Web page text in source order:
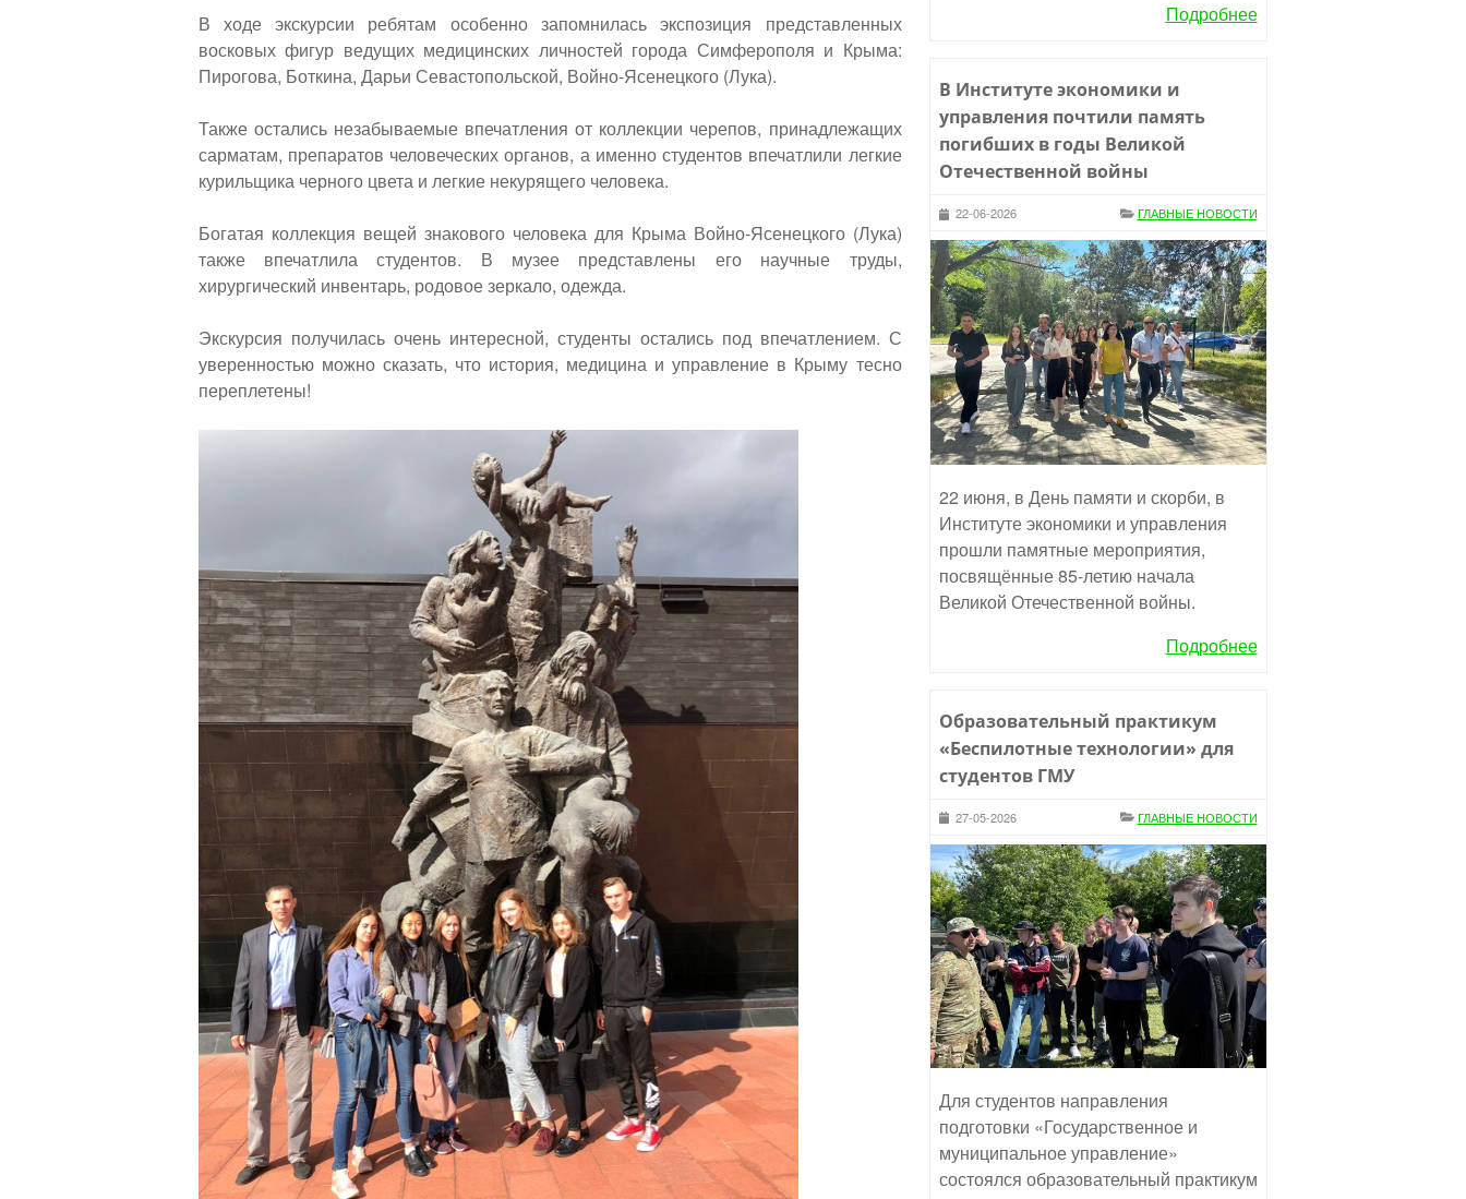
В ходе экскурсии ребятам особенно запомнилась экспозиция представленных
восковых фигур ведущих медицинских личностей города Симферополя и Крыма:
Пирогова, Боткина, Дарьи Севастопольской, Войно-Ясенецкого (Лука).
Также остались незабываемые впечатления от коллекции черепов, принадлежащих
сарматам, препаратов человеческих органов, а именно студентов впечатлили легкие
курильщика черного цвета и легкие некурящего человека.
Богатая коллекция вещей знакового человека для Крыма Войно-Ясенецкого (Лука)
также впечатлила студентов. В музее представлены его научные труды,
хирургический инвентарь, родовое зеркало, одежда.
Экскурсия получилась очень интересной, студенты остались под впечатлением. С
уверенностью можно сказать, что история, медицина и управление в Крыму тесно
переплетены!
Подробнее
В Институте экономики и
управления почтили память
погибших в годы Великой
Отечественной войны
22-06-2026 ГЛАВНЫЕ НОВОСТИ
22 июня, в День памяти и скорби, в
Институте экономики и управления
прошли памятные мероприятия,
посвящённые 85-летию начала
Великой Отечественной войны.
Подробнее
Образовательный практикум
«Беспилотные технологии» для
студентов ГМУ
27-05-2026 ГЛАВНЫЕ НОВОСТИ
Для студентов направления
подготовки «Государственное и
муниципальное управление»
состоялся образовательный практикум